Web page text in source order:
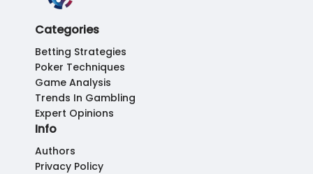
Categories
Betting Strategies
Poker Techniques
Game Analysis
Trends In Gambling
Expert Opinions
Info
Authors
Privacy Policy